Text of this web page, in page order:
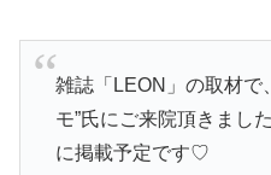
雑誌「LEON」の取材で
モ”氏にご来院頂きまし
に掲載予定です♡